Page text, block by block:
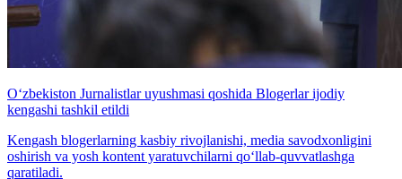
O‘zbekiston Jurnalistlar uyushmasi qoshida Blogerlar ijodiy
kengashi tashkil etildi
Kengash blogerlarning kasbiy rivojlanishi, media savodxonligini
oshirish va yosh kontent yaratuvchilarni qo‘llab-quvvatlashga
qaratiladi.